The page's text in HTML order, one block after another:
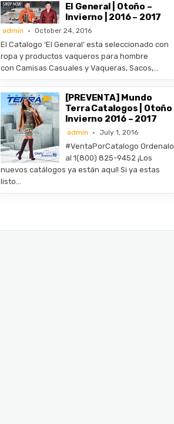
El General | Otoño –
Invierno | 2016 – 2017
admin October 24, 2016
El Catalogo ‘El General’ esta seleccionado con
ropa y productos vaqueros para hombre
con Camisas Casuales y Vaqueras, Sacos,…
[PREVENTA] Mundo
Terra Catalogos | Otoño
Invierno 2016 – 2017
admin July 1, 2016
#VentaPorCatalogo Ordenalo
al 1(800) 825-9452 ¡Los
nuevos catálogos ya están aquí! Si ya estas
listo…